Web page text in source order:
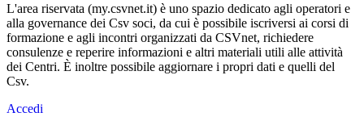
L'area riservata (my.csvnet.it) è uno spazio dedicato agli operatori e
alla governance dei Csv soci, da cui è possibile iscriversi ai corsi di
formazione e agli incontri organizzati da CSVnet, richiedere
consulenze e reperire informazioni e altri materiali utili alle attività
dei Centri. È inoltre possibile aggiornare i propri dati e quelli del
Csv.
Accedi